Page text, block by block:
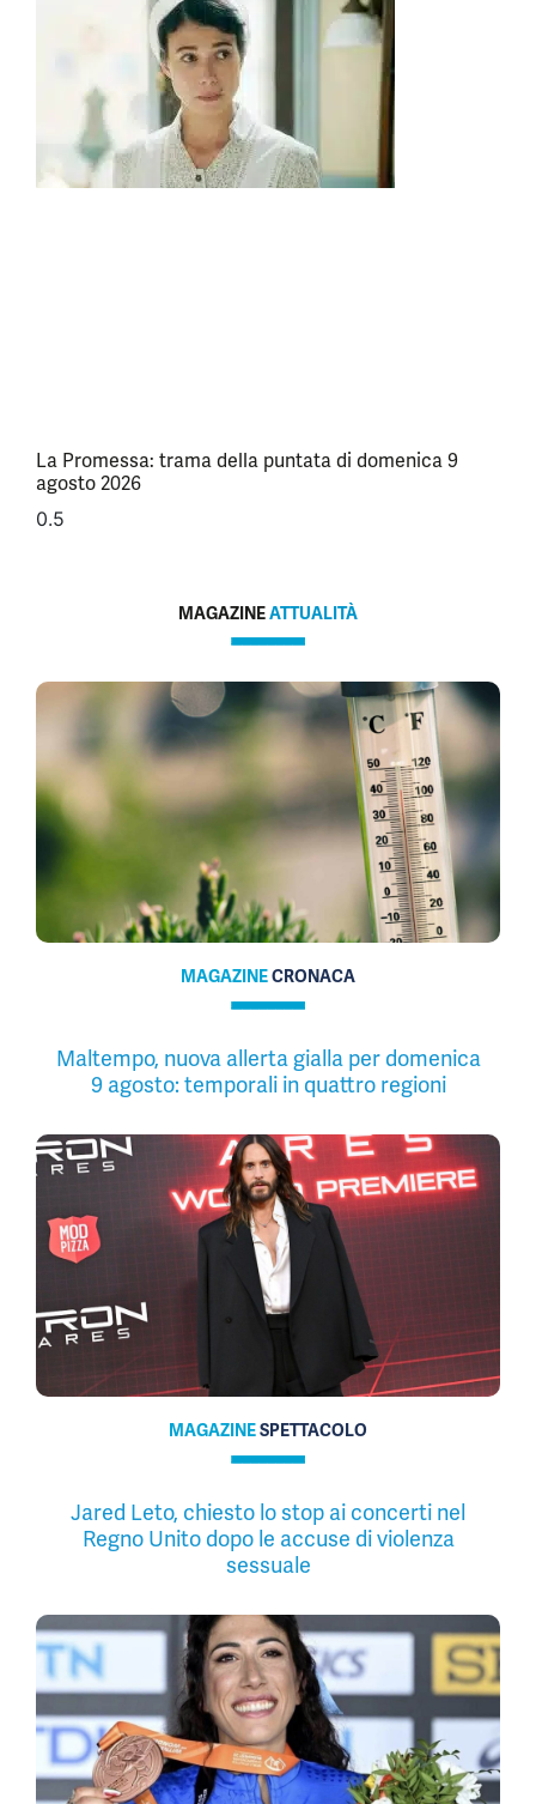
La Promessa: trama della puntata di domenica 9
agosto 2026
MAGAZINEATTUALITÀ
MAGAZINECRONACA
Maltempo, nuova allerta gialla per domenica
9 agosto: temporali in quattro regioni
MAGAZINESPETTACOLO
Jared Leto, chiesto lo stop ai concerti nel
Regno Unito dopo le accuse di violenza
sessuale